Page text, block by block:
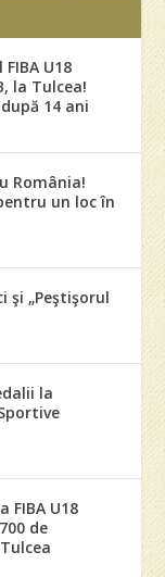
U18
la Tulcea!
14 ani
România!
un loc în
şi „Peştişorul
la
FIBA U18
de